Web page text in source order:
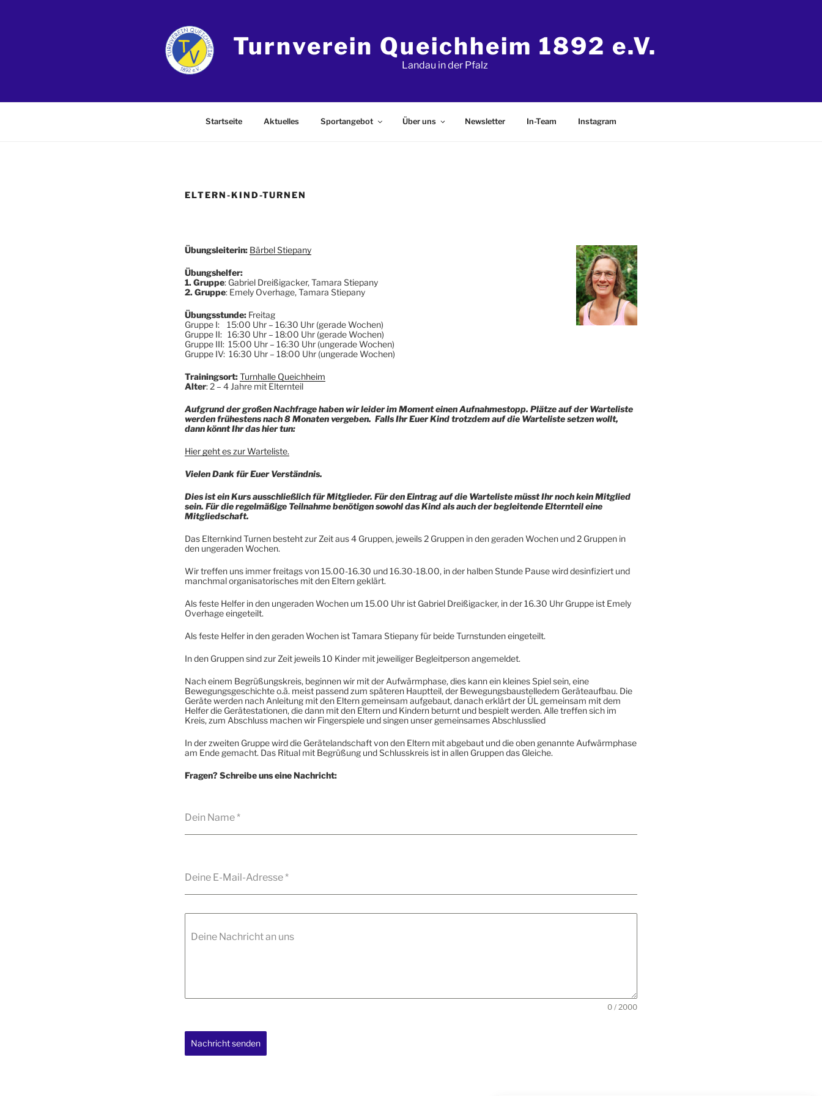
Turnverein Queichheim 1892 e.V.
Landau in der Pfalz
Startseite Aktuelles Sportangebot Über uns Newsletter In-Team Instagram
ELTERN-KIND-TURNEN
Übungsleiterin: Bärbel Stiepany
Übungshelfer:
1. Gruppe: Gabriel Dreißigacker, Tamara Stiepany
2. Gruppe: Emely Overhage, Tamara Stiepany
Übungsstunde: Freitag
Gruppe I: 15:00 Uhr – 16:30 Uhr (gerade Wochen)
Gruppe II: 16:30 Uhr – 18:00 Uhr (gerade Wochen)
Gruppe III: 15:00 Uhr – 16:30 Uhr (ungerade Wochen)
Gruppe IV: 16:30 Uhr – 18:00 Uhr (ungerade Wochen)
Trainingsort:Turnhalle Queichheim
Alter: 2 – 4 Jahre mit Elternteil
Aufgrund der großen Nachfrage haben wir leider im Moment einen Aufnahmestopp. Plätze auf der Warteliste
werden frühestens nach 8 Monaten vergeben. Falls Ihr Euer Kind trotzdem auf die Warteliste setzen wollt,
dann könnt Ihr das hier tun:
Hier geht es zur Warteliste.
Vielen Dank für Euer Verständnis.
Dies ist ein Kurs ausschließlich für Mitglieder. Für den Eintrag auf die Warteliste müsst Ihr noch kein Mitglied
sein. Für die regelmäßige Teilnahme benötigen sowohl das Kind als auch der begleitende Elternteil eine
Mitgliedschaft.
Das Elternkind Turnen besteht zur Zeit aus 4 Gruppen, jeweils 2 Gruppen in den geraden Wochen und 2 Gruppen in
den ungeraden Wochen.
Wir treffen uns immer freitags von 15.00-16.30 und 16.30-18.00, in der halben Stunde Pause wird desinfiziert und
manchmal organisatorisches mit den Eltern geklärt.
Als feste Helfer in den ungeraden Wochen um 15.00 Uhr ist Gabriel Dreißigacker, in der 16.30 Uhr Gruppe ist Emely
Overhage eingeteilt.
Als feste Helfer in den geraden Wochen ist Tamara Stiepany für beide Turnstunden eingeteilt.
In den Gruppen sind zur Zeit jeweils 10 Kinder mit jeweiliger Begleitperson angemeldet.
Nach einem Begrüßungskreis, beginnen wir mit der Aufwärmphase, dies kann ein kleines Spiel sein, eine
Bewegungsgeschichte o.ä. meist passend zum späteren Hauptteil, der Bewegungsbaustelledem Geräteaufbau. Die
Geräte werden nach Anleitung mit den Eltern gemeinsam aufgebaut, danach erklärt der ÜL gemeinsam mit dem
Helfer die Gerätestationen, die dann mit den Eltern und Kindern beturnt und bespielt werden. Alle treffen sich im
Kreis, zum Abschluss machen wir Fingerspiele und singen unser gemeinsames Abschlusslied
In der zweiten Gruppe wird die Gerätelandschaft von den Eltern mit abgebaut und die oben genannte Aufwärmphase
am Ende gemacht. Das Ritual mit Begrüßung und Schlusskreis ist in allen Gruppen das Gleiche.
Fragen? Schreibe uns eine Nachricht:
Dein Name*
Deine E-Mail-Adresse*
Deine Nachricht an uns
0 / 2000
Nachricht senden